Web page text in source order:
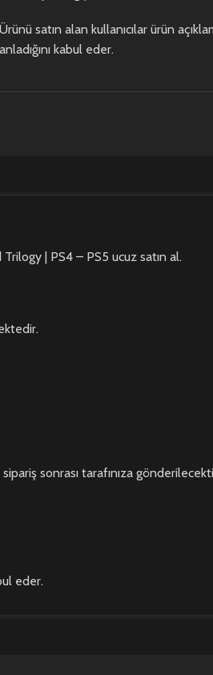
Ürünü satın alan kullanıcılar ürün
anladığını kabul eder.
| PS4 – PS5 ucuz satın al.
sonrası tarafınıza
eder.